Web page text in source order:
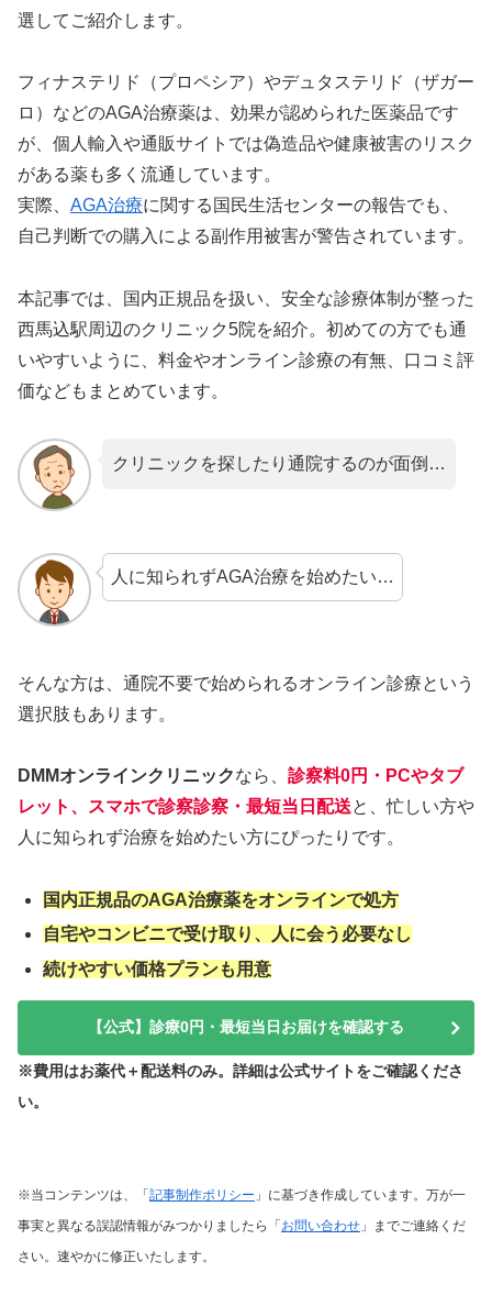
選してご紹介します。
フィナステリド（プロペシア）やデュタステリド（ザガー
ロ）などのAGA治療薬は、効果が認められた医薬品です
が、個人輸入や通販サイトでは偽造品や健康被害のリスク
がある薬も多く流通しています。
実際、 AGA治療に関する国民生活センターの報告でも、
自己判断での購入による副作用被害が警告されています。
本記事では、国内正規品を扱い、安全な診療体制が整った
西馬込駅周辺のクリニック5院を紹介。初めての方でも通
いやすいように、料金やオンライン診療の有無、口コミ評
価などもまとめています。
クリニックを探したり通院するのが面倒…
人に知られずAGA治療を始めたい…
そんな方は、通院不要で始められるオンライン診療という
選択肢もあります。
DMMオンラインクリニックなら、 診察料0円・PCやタブ
レット、スマホで診察診察・最短当日配送と、忙しい方や
人に知られず治療を始めたい方にぴったりです。
国内正規品のAGA治療薬をオンラインで処方
自宅やコンビニで受け取り、人に会う必要なし
続けやすい価格プランも用意
【公式】診療0円・最短当日お届けを確認する
※費用はお薬代＋配送料のみ。詳細は公式サイトをご確認くださ
い。
※当コンテンツは、「 記事制作ポリシー 」に基づき作成しています。万が一
事実と異なる誤認情報がみつかりましたら「 お問い合わせ 」までご連絡くだ
さい。速やかに修正いたします。